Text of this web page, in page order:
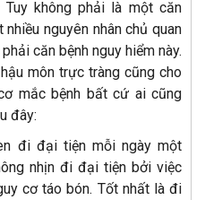
Tuy không phải là một căn
nguyên nhân chủ quan
căn bệnh nguy hiểm này.
môn trực tràng cũng cho
mắc bệnh bất cứ ai cũng
đây:
đi đại tiện mỗi ngày một
nhịn đi đại tiện bởi việc
cơ táo bón. Tốt nhất là đi